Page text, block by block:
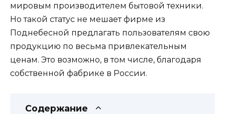
мировым производителем бытовой техники.
Но такой статус не мешает фирме из
Поднебесной предлагать пользователям свою
продукцию по весьма привлекательным
ценам. Это возможно, в том числе, благодаря
собственной фабрике в России.
Содержание